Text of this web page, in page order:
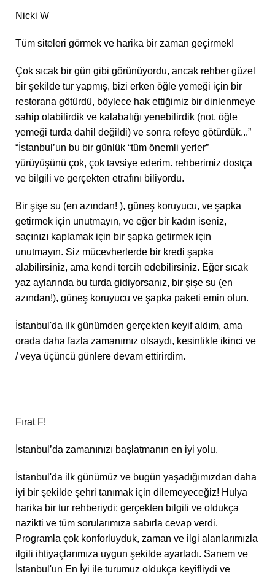
Nicki W
Tüm siteleri görmek ve harika bir zaman geçirmek!
Çok sıcak bir gün gibi görünüyordu, ancak rehber güzel
bir şekilde tur yapmış, bizi erken öğle yemeği için bir
restorana götürdü, böylece hak ettiğimiz bir dinlenmeye
sahip olabilirdik ve kalabalığı yenebilirdik (not, öğle
yemeği turda dahil değildi) ve sonra refeye götürdük...”
“İstanbul’un bu bir günlük “tüm önemli yerler”
yürüyüşünü çok, çok tavsiye ederim. rehberimiz dostça
ve bilgili ve gerçekten etrafını biliyordu.
Bir şişe su (en azından! ), güneş koruyucu, ve şapka
getirmek için unutmayın, ve eğer bir kadın iseniz,
saçınızı kaplamak için bir şapka getirmek için
unutmayın. Siz mücevherlerde bir kredi şapka
alabilirsiniz, ama kendi tercih edebilirsiniz. Eğer sıcak
yaz aylarında bu turda gidiyorsanız, bir şişe su (en
azından!), güneş koruyucu ve şapka paketi emin olun.
İstanbul'da ilk günümden gerçekten keyif aldım, ama
orada daha fazla zamanımız olsaydı, kesinlikle ikinci ve
/ veya üçüncü günlere devam ettirirdim.
Fırat F!
İstanbul’da zamanınızı başlatmanın en iyi yolu.
İstanbul'da ilk günümüz ve bugün yaşadığımızdan daha
iyi bir şekilde şehri tanımak için dilemeyeceğiz! Hulya
harika bir tur rehberiydi; gerçekten bilgili ve oldukça
nazikti ve tüm sorularımıza sabırla cevap verdi.
Programla çok konforluyduk, zaman ve ilgi alanlarımızla
ilgili ihtiyaçlarımıza uygun şekilde ayarladı. Sanem ve
İstanbul'un En İyi ile turumuz oldukça keyifliydi ve